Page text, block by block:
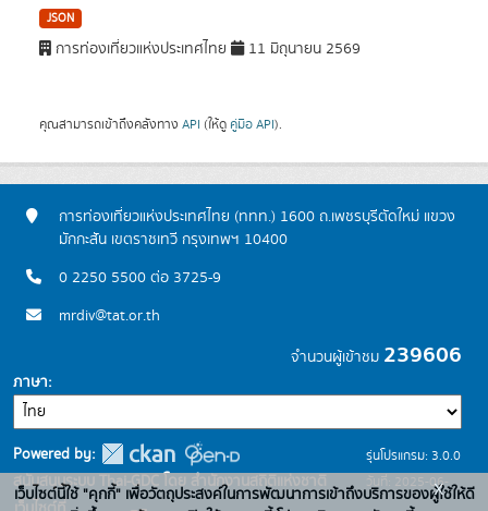
JSON
การท่องเที่ยวแห่งประเทศไทย 11 มิถุนายน 2569
คุณสามารถเข้าถึงคลังทาง API (ให้ดู คู่มือ API).
การท่องเที่ยวแห่งประเทศไทย (ททท.) 1600 ถ.เพชรบุรีตัดใหม่ แขวง
มักกะสัน เขตราชเทวี กรุงเทพฯ 10400
0 2250 5500 ต่อ 3725-9
mrdiv@tat.or.th
จำนวนผู้เข้าชม 239606
ภาษา
Powered by:
สนับสนุนระบบ Thai-GDC โดย สำนักงานสถิติแห่งชาติ
รุ่นโปรแกรม: 3.0.0
วันที่: 2025-06-
เว็บไซต์นี้ใช้ "คุกกี้" เพื่อวัตถุประสงค์ในการพัฒนาการเข้าถึงบริการของผู้ใช้ให้ดี
x